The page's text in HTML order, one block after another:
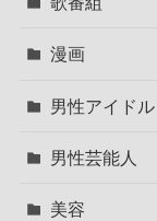
漫画
男性アイドル
男性芸能人
美容